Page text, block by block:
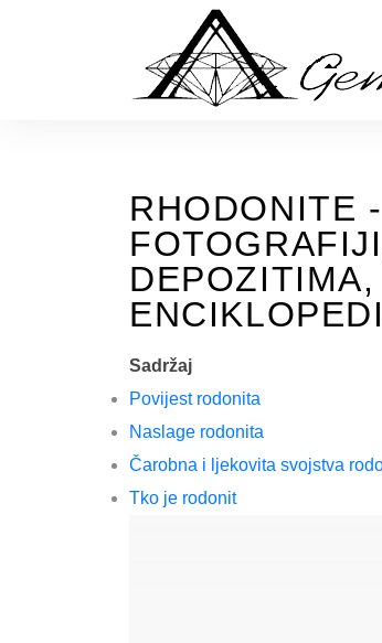
RHODONITE
Sadržaj
Povijest rodonita
Naslage rodonita
Čarobna i ljekovita svojstva
Tko je rodonit